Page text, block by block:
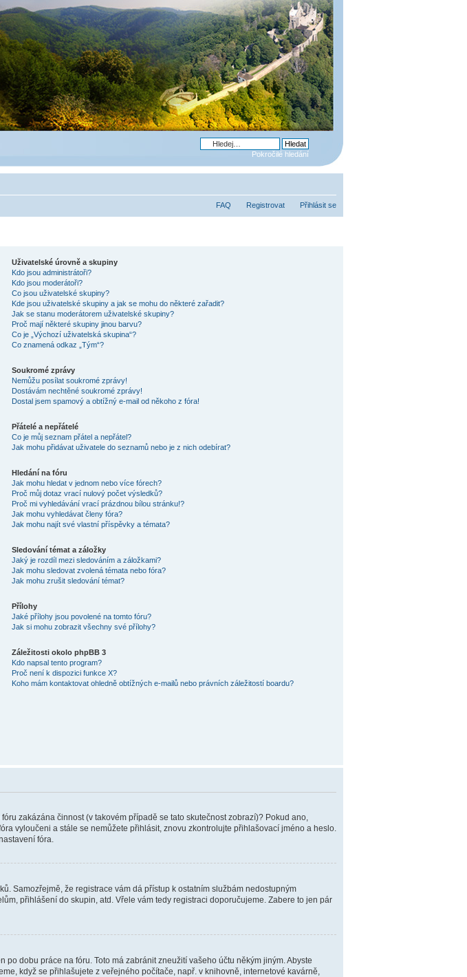
Pokročilé hledání
FAQ Registrovat Přihlásit se
Uživatelské úrovně a skupiny
Kdo jsou administrátoři?
Kdo jsou moderátoři?
Co jsou uživatelské skupiny?
Kde jsou uživatelské skupiny a jak se mohu do některé zařadit?
Jak se stanu moderátorem uživatelské skupiny?
Proč mají některé skupiny jinou barvu?
Co je „Výchozí uživatelská skupina“?
Co znamená odkaz „Tým“?
Soukromé zprávy
Nemůžu posílat soukromé zprávy!
Dostávám nechtěné soukromé zprávy!
Dostal jsem spamový a obtížný e-mail od někoho z fóra!
Přátelé a nepřátelé
Co je můj seznam přátel a nepřátel?
Jak mohu přidávat uživatele do seznamů nebo je z nich odebírat?
Hledání na fóru
Jak mohu hledat v jednom nebo více fórech?
Proč můj dotaz vrací nulový počet výsledků?
Proč mi vyhledávání vrací prázdnou bílou stránku!?
Jak mohu vyhledávat členy fóra?
Jak mohu najít své vlastní příspěvky a témata?
Sledování témat a záložky
Jaký je rozdíl mezi sledováním a záložkami?
Jak mohu sledovat zvolená témata nebo fóra?
Jak mohu zrušit sledování témat?
Přílohy
Jaké přílohy jsou povolené na tomto fóru?
Jak si mohu zobrazit všechny své přílohy?
Záležitosti okolo phpBB 3
Kdo napsal tento program?
Proč není k dispozici funkce X?
Koho mám kontaktovat ohledně obtížných e-mailů nebo právních záležitostí boardu?
zakázána činnost (v takovém případě se tato skutečnost zobrazí)? Pokud ano,
vyloučeni a stále se nemůžete přihlásit, znovu zkontrolujte přihlašovací jméno a heslo.
fóra.
Samozřejmě, že registrace vám dá přístup k ostatním službám nedostupným
přihlášení do skupin, atd. Vřele vám tedy registraci doporučujeme. Zabere to jen pár
po dobu práce na fóru. Toto má zabránit zneužití vašeho účtu někým jiným. Abyste
když se přihlašujete z veřejného počítače, např. v knihovně, internetové kavárně,